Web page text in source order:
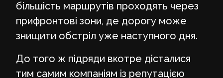
більшість маршрутів проходять через
прифронтові зони, де дорогу може
знищити обстріл уже наступного дня.
До того ж підряди вкотре дісталися
тим самим компаніям із репутацією